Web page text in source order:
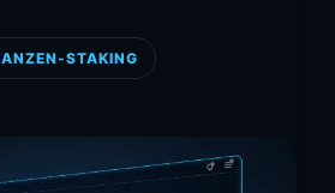
STAKING